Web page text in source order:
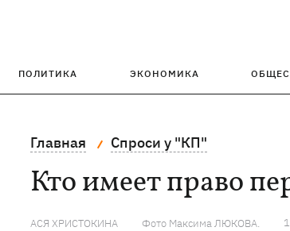
ПОЛИТИКА ЭКОНОМИКА
Главная Спроси у "КП"
Кто имеет право
АСЯ ХРИСТОКИНА Фото Максима ЛЮКОВА.